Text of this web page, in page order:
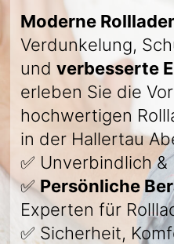
Moderne
Verdunkelung,
und verbesserte
erleben Sie die
hochwertigen
in der Hallertau
✅ Unverbindlich &
✅Persönliche
Experten für
✅ Sicherheit,